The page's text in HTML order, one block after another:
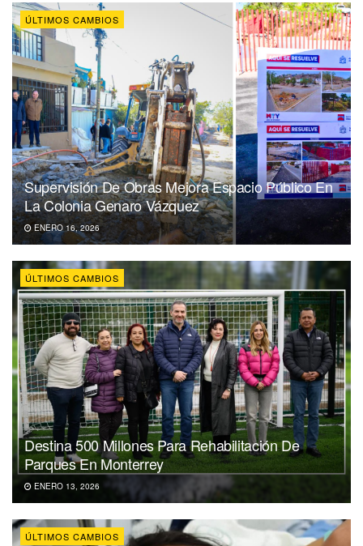
ÚLTIMOS CAMBIOS
Supervisión De Obras Mejora Espacio Público En
La Colonia Genaro Vázquez
ENERO 16, 2026
ÚLTIMOS CAMBIOS
Destina 500 Millones Para Rehabilitación De
Parques En Monterrey
ENERO 13, 2026
ÚLTIMOS CAMBIOS